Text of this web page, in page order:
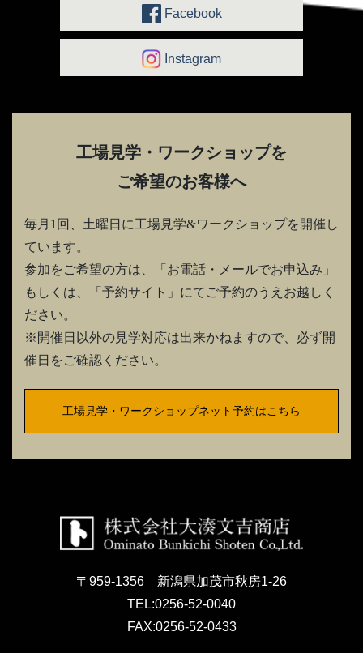
Facebook
Instagram
工場見学・ワークショップを
ご希望のお客様へ
毎月1回、土曜日に工場見学&ワークショップを開催し
ています。
参加をご希望の方は、「お電話・メールでお申込み」
もしくは、「予約サイト」にてご予約のうえお越しく
ださい。
※開催日以外の見学対応は出来かねますので、必ず開
催日をご確認ください。
工場見学・ワークショップネット予約はこちら
〒959-1356 新潟県加茂市秋房1-26
TEL:0256-52-0040
FAX:0256-52-0433